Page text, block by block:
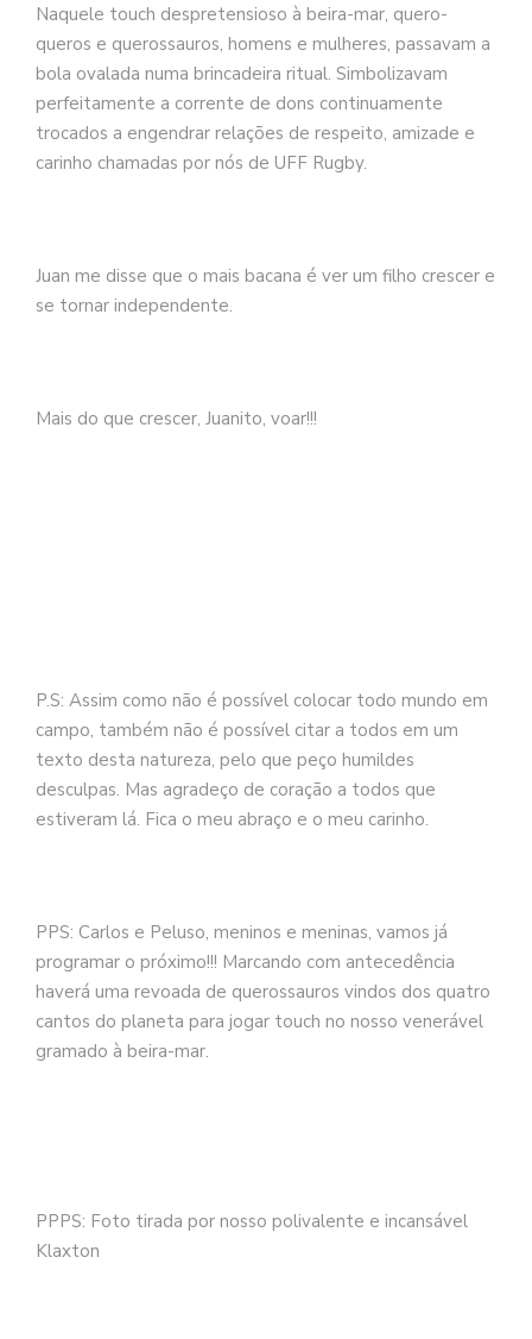
Naquele touch despretensioso à beira-mar, quero-
queros e querossauros, homens e mulheres, passavam a
bola ovalada numa brincadeira ritual. Simbolizavam
perfeitamente a corrente de dons continuamente
trocados a engendrar relações de respeito, amizade e
carinho chamadas por nós de UFF Rugby.
Juan me disse que o mais bacana é ver um filho crescer e
se tornar independente.
Mais do que crescer, Juanito, voar!!!
P.S: Assim como não é possível colocar todo mundo em
campo, também não é possível citar a todos em um
texto desta natureza, pelo que peço humildes
desculpas. Mas agradeço de coração a todos que
estiveram lá. Fica o meu abraço e o meu carinho.
PPS: Carlos e Peluso, meninos e meninas, vamos já
programar o próximo!!! Marcando com antecedência
haverá uma revoada de querossauros vindos dos quatro
cantos do planeta para jogar touch no nosso venerável
gramado à beira-mar.
PPPS: Foto tirada por nosso polivalente e incansável
Klaxton